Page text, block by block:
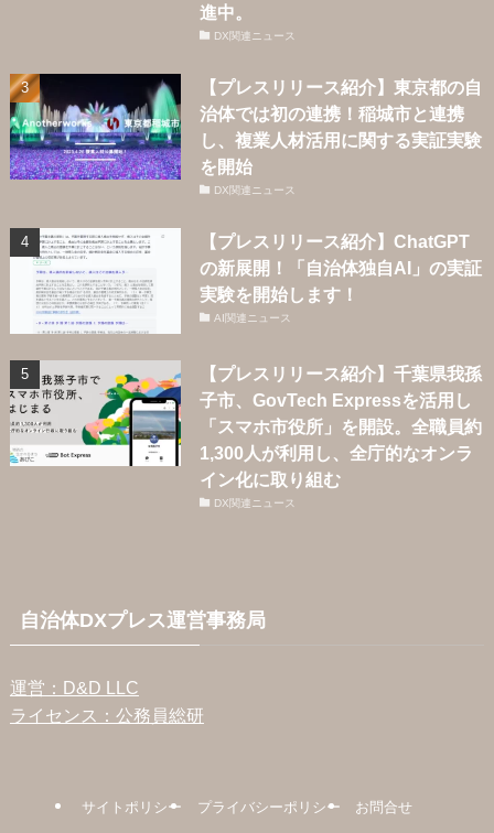
進中。
DX関連ニュース
【プレスリリース紹介】東京都の自
治体では初の連携！稲城市と連携
し、複業人材活用に関する実証実験
を開始
DX関連ニュース
【プレスリリース紹介】ChatGPT
の新展開！「自治体独自AI」の実証
実験を開始します！
AI関連ニュース
【プレスリリース紹介】千葉県我孫
子市、GovTech Expressを活用し
「スマホ市役所」を開設。全職員約
1,300人が利用し、全庁的なオンラ
イン化に取り組む
DX関連ニュース
自治体DXプレス運営事務局
運営：D&D LLC
ライセンス：公務員総研
サイトポリシー プライバシーポリシー お問合せ